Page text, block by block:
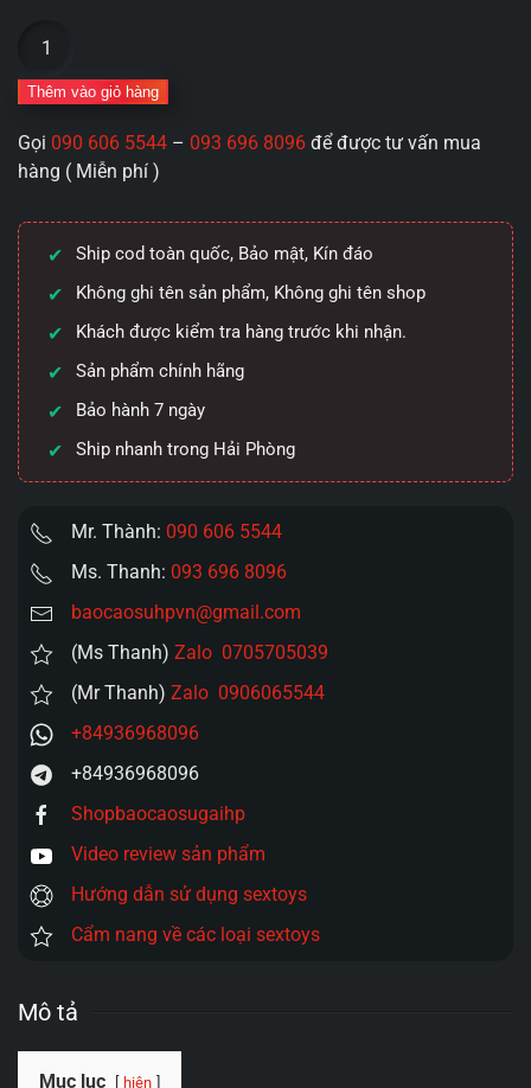
Cao
Su
4
In
(16
Cái
)
Phiên
bản
nâng
cấp
9%
chất
kéo
số
lượng
Thêm vào giỏ hàng
Gọi 090 606 5544 – 093 696 8096 để được tư vấn mua
hàng ( Miễn phí )
Ship cod toàn quốc, Bảo mật, Kín đáo
Không ghi tên sản phẩm, Không ghi tên shop
Khách được kiểm tra hàng trước khi nhận.
Sản phẩm chính hãng
Bảo hành 7 ngày
Ship nhanh trong Hải Phòng
Mr. Thành: 090 606 5544
Ms. Thanh: 093 696 8096
baocaosuhpvn@gmail.com
(Ms Thanh) Zalo 0705705039
(Mr Thanh) Zalo 0906065544
+84936968096
+84936968096
Shopbaocaosugaihp
Video review sản phẩm
Hướng dẫn sử dụng sextoys
Cẩm nang về các loại sextoys
Mô tả
Mục lục hiện